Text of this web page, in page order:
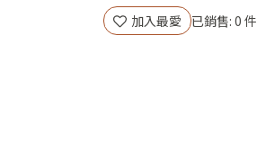
加入最愛 已銷售: 0 件